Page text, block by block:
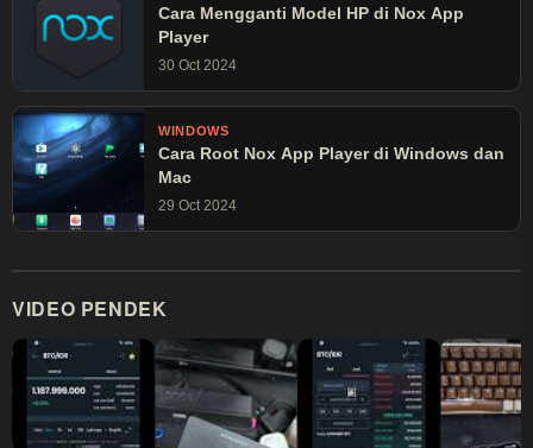
Cara Mengganti Model HP di Nox App
Player
30 Oct 2024
WINDOWS
Cara Root Nox App Player di Windows dan
Mac
29 Oct 2024
VIDEO PENDEK